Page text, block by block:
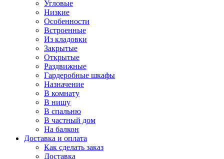
Угловые
Низкие
Особенности
Встроенные
Из кладовки
Закрытые
Открытые
Раздвижные
Гардеробные шкафы
Назначение
В комнату
В нишу
В спальню
В частный дом
На балкон
Доставка и оплата
Как сделать заказ
Доставка